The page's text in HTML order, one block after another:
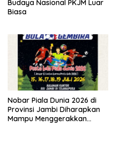
Budaya Nasional PKJM Luar
Biasa
Nobar Piala Dunia 2026 di
Provinsi Jambi Diharapkan
Mampu Menggerakkan